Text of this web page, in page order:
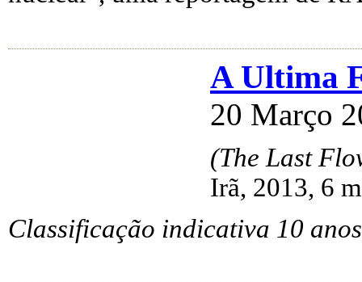
A Ultima
20 Março
(The Last
Irã, 2013, 6
Classificação indicativa 10 anos